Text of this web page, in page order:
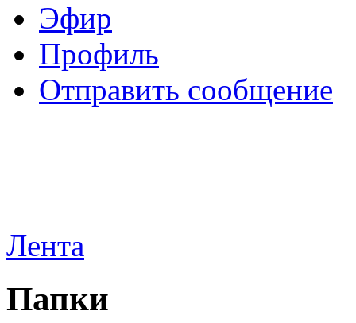
Эфир
Профиль
Отправить сообщение
Лента
Папки